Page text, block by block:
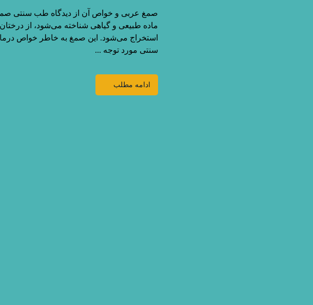
صمغ عربی و خواص آن از دیدگاه طب سنتی
استخراج می‌شود. این صمغ به خاطر خواص
سنتی مورد توجه ...
ادامه مطلب